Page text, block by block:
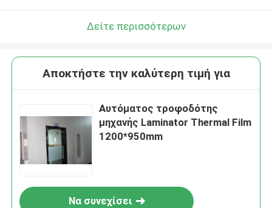
Δείτε περισσότερων
Αποκτήστε την καλύτερη τιμή για
Αυτόματος τροφοδότης
μηχανής Laminator Thermal Film
1200*950mm
Να συνεχίσει